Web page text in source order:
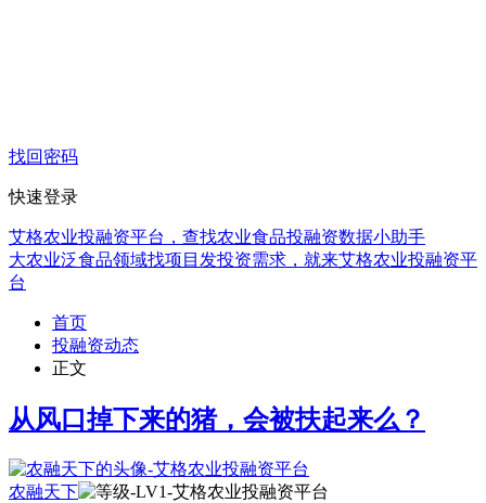
找回密码
快速登录
艾格农业投融资平台，查找农业食品投融资数据小助手
大农业泛食品领域找项目发投资需求，就来艾格农业投融资平
台
首页
投融资动态
正文
从风口掉下来的猪，会被扶起来么？
农融天下